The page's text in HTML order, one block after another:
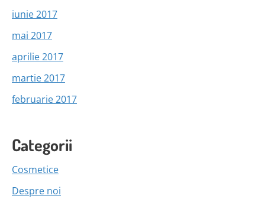
iunie 2017
mai 2017
aprilie 2017
martie 2017
februarie 2017
Categorii
Cosmetice
Despre noi